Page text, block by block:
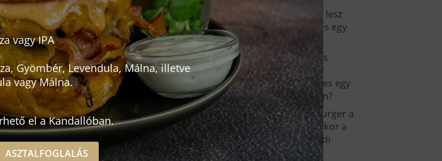
Budapesten: mitől lesz
igazán emlékezetes egy
Kandalló kézműves
burger – mitől lesz
tényleg emlékezetes egy
burger Budapesten?
Húsmentes hamburger a
Kandallóban – amikor a
vegán burger valódi
élmény
vagy IPA
Gyömbér, Levendula, Málna, illetve
vagy Málna.
el a Kandallóban.
ASZTALFOGLALÁS